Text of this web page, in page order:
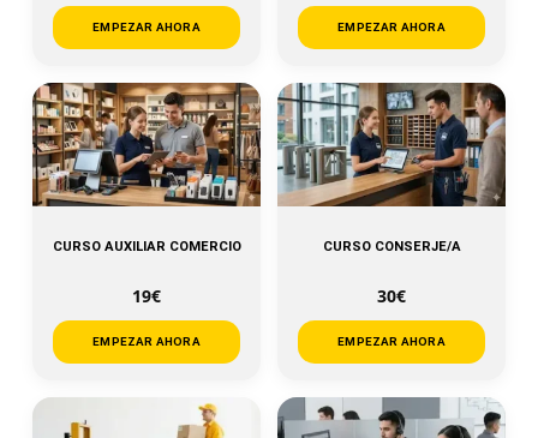
EMPEZAR AHORA EMPEZAR AHORA
CURSO AUXILIAR COMERCIO
19€
EMPEZAR AHORA
CURSO CONSERJE/A
30€
EMPEZAR AHORA